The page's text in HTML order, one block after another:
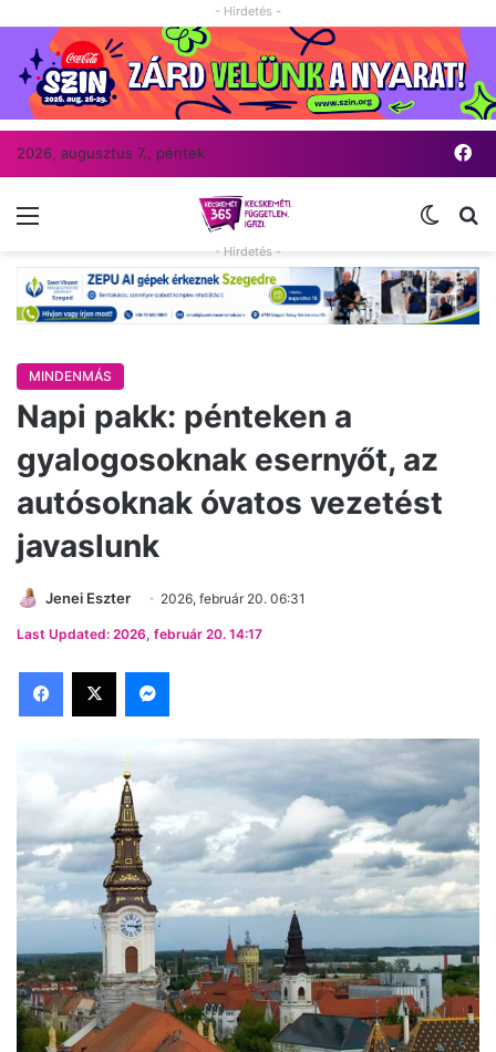
- Hirdetés -
2026, augusztus 7., péntek
Menü
- Hirdetés -
MINDENMÁS
Napi pakk: pénteken a
gyalogosoknak esernyőt, az
autósoknak óvatos vezetést
javaslunk
Jenei Eszter 2026, február 20. 06:31
Last Updated: 2026, február 20. 14:17
Facebook
X Messenger